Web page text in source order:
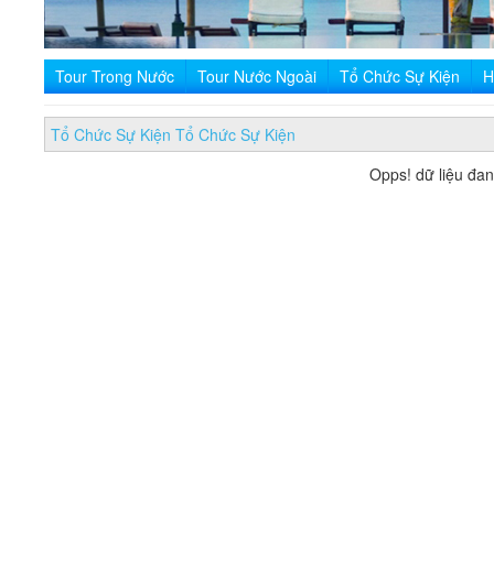
Tour Trong Nước Tour Nước Ngoài Tổ Chức Sự Kiện
Tổ Chức Sự Kiện Tổ Chức Sự Kiện
Opps! dữ liệu